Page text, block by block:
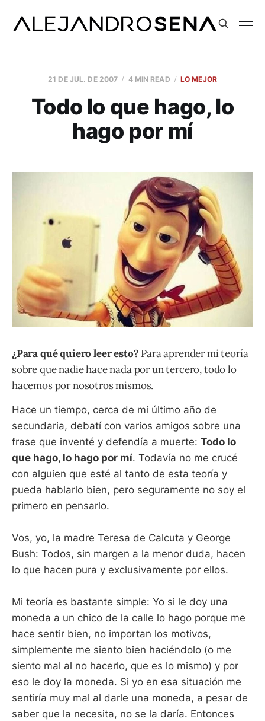
21 DE JUL. DE 2007 4 MIN READ LO MEJOR
Todo lo que hago, lo
hago por mí
¿Para qué quiero leer esto? Para aprender mi teoría
sobre que nadie hace nada por un tercero, todo lo
hacemos por nosotros mismos.
Hace un tiempo, cerca de mi último año de
secundaria, debatí con varios amigos sobre una
frase que inventé y defendía a muerte: Todo lo
que hago, lo hago por mí. Todavía no me crucé
con alguien que esté al tanto de esta teoría y
pueda hablarlo bien, pero seguramente no soy el
primero en pensarlo.
Vos, yo, la madre Teresa de Calcuta y George
Bush: Todos, sin margen a la menor duda, hacen
lo que hacen pura y exclusivamente por ellos.
Mi teoría es bastante simple: Yo si le doy una
moneda a un chico de la calle lo hago porque me
hace sentir bien, no importan los motivos,
simplemente me siento bien haciéndolo (o me
siento mal al no hacerlo, que es lo mismo) y por
eso le doy la moneda. Si yo en esa situación me
sentiría muy mal al darle una moneda, a pesar de
saber que la necesita, no se la daría. Entonces